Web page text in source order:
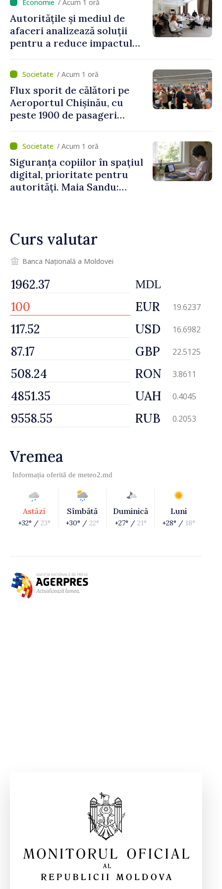
/ Acum 1 oră
Autoritățile și mediul de
afaceri analizează soluții
pentru a reduce impactul
asupra economiei
/ Acum 1 oră
Flux sporit de călători pe
Aeroportul Chișinău, cu
peste 1900 de pasageri
de vârf a concediilor
/ Acum 1 oră
Siguranța copiilor în spațiul
digital, prioritate pentru
autorități. Maia Sandu:
Curs valutar
Banca Națională a Moldovei
MDL
EUR 19.6237
USD 16.6982
GBP 22.5125
RON 3.8611
UAH 0.4045
RUB 0.2053
Vremea
Informația oferită de meteo2.md
Astăzi
+32° / 23°
Sîmbătă
+30° / 22°
Duminică
+27° / 21°
Luni
+28° / 18°